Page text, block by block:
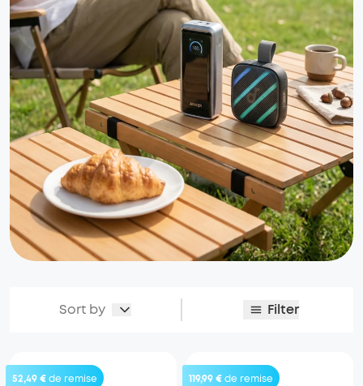
Sort by Filter
52,49 €de remise 119,99 €de remise